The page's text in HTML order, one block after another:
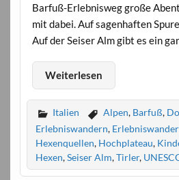
Barfuß-Erlebnisweg große
mit dabei. Auf sagenhaften
Auf der Seiser Alm gibt es ein
Weiterlesen
Italien Alpen, Barfuß,
Erlebniswandern,
Hexenquellen, Hochplateau,
Hexen,Seiser Alm,Tirler,